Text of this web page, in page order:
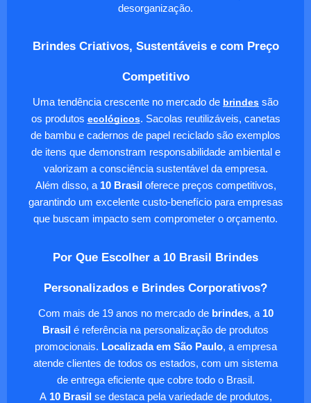
desorganização.
Brindes Criativos, Sustentáveis e com Preço
Competitivo
Uma tendência crescente no mercado de brindes são
os produtos ecológicos. Sacolas reutilizáveis, canetas
de bambu e cadernos de papel reciclado são exemplos
de itens que demonstram responsabilidade ambiental e
valorizam a consciência sustentável da empresa.
Além disso, a 10 Brasiloferece preços competitivos,
garantindo um excelente custo-benefício para empresas
que buscam impacto sem comprometer o orçamento.
Por Que Escolher a 10 Brasil Brindes
Personalizados e Brindes Corporativos?
Com mais de 19 anos no mercado de brindes, a 10
Brasil é referência na personalização de produtos
promocionais. Localizada em São Paulo, a empresa
atende clientes de todos os estados, com um sistema
de entrega eficiente que cobre todo o Brasil.
A10 Brasilse destaca pela variedade de produtos,